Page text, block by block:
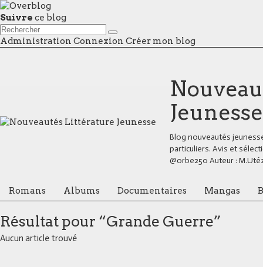
Suivre ce blog
Administration Connexion Créer mon blog
Jeunesse
Blog nouveautés
particuliers. Avis et
@orbe250 Auteur :
Romans Albums Documentaires Mangas
Résultat pour “Grande Guerre”
Aucun article trouvé